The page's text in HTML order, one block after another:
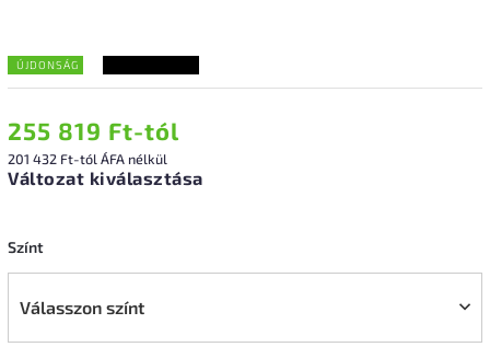
ÚJDONSÁG
255 819 Ft-tól
201 432 Ft-tól ÁFA nélkül
Változat kiválasztása
Színt
Válasszon színt